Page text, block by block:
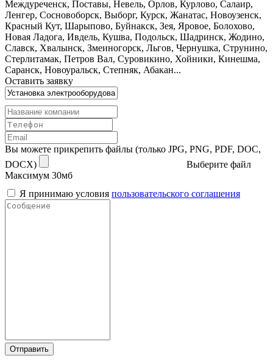
Междуреченск, Поставы, Невель, Орлов, Курлово, Салаир,
Ленгер, Сосновоборск, Выборг, Курск, Жанатас, Новоузенск,
Красный Кут, Шарыпово, Буйнакск, Зея, Яровое, Болохово,
Новая Ладога, Ивдель, Кушва, Подольск, Шадринск, Жодино,
Славск, Хвалынск, Змеиногорск, Льгов, Чернушка, Струнино,
Стерлитамак, Петров Вал, Суровикино, Хойники, Кинешма,
Саранск, Новоуральск, Степняк, Абакан...
Оставить заявку
Вы можете прикрепить файлы (только JPG, PNG, PDF, DOC,
DOCX)
Выберите файл
Максимум 30мб
Я принимаю условия пользовательского соглашения
Отправить